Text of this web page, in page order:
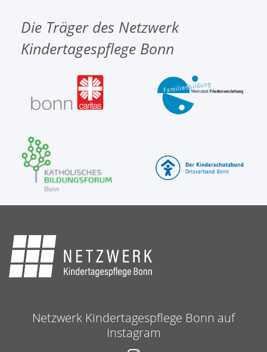
Die Träger des Netzwerk
Kindertagespflege Bonn
Netzwerk Kindertagespflege Bonn auf
Instagram